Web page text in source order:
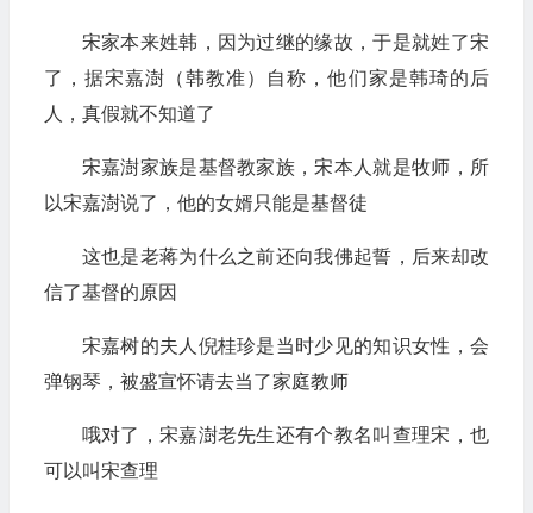
宋家本来姓韩，因为过继的缘故，于是就姓了宋
了，据宋嘉澍（韩教准）自称，他们家是韩琦的后
人，真假就不知道了
宋嘉澍家族是基督教家族，宋本人就是牧师，所
以宋嘉澍说了，他的女婿只能是基督徒
这也是老蒋为什么之前还向我佛起誓，后来却改
信了基督的原因
宋嘉树的夫人倪桂珍是当时少见的知识女性，会
弹钢琴，被盛宣怀请去当了家庭教师
哦对了，宋嘉澍老先生还有个教名叫查理宋，也
可以叫宋查理